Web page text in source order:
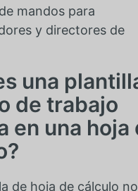
mandos para
y directores de
una
de trabajo
en una hoja
de hoja de cálculo